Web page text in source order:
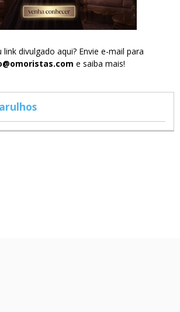
link divulgado aqui? Envie e-mail para
e saiba mais!